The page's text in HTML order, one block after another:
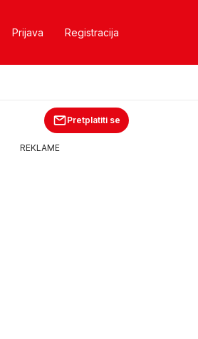
Prijava Registracija
Pretplatiti se
REKLAME